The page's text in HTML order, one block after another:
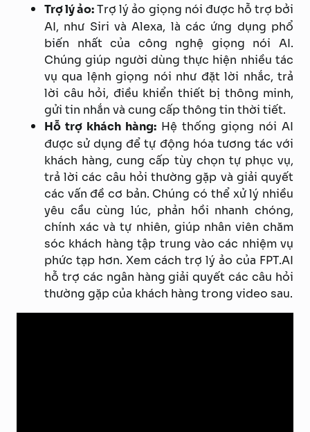
Trợ lý ảo:Trợ lý ảo giọng nói được hỗ trợ bởi
AI, như Siri và Alexa, là các ứng dụng phổ
biến nhất của công nghệ giọng nói AI.
Chúng giúp người dùng thực hiện nhiều tác
vụ qua lệnh giọng nói như đặt lời nhắc, trả
lời câu hỏi, điều khiển thiết bị thông minh,
gửi tin nhắn và cung cấp thông tin thời tiết.
Hỗ trợ khách hàng: Hệ thống giọng nói AI
được sử dụng để tự động hóa tương tác với
khách hàng, cung cấp tùy chọn tự phục vụ,
trả lời các câu hỏi thường gặp và giải quyết
các vấn đề cơ bản. Chúng có thể xử lý nhiều
yêu cầu cùng lúc, phản hồi nhanh chóng,
chính xác và tự nhiên, giúp nhân viên chăm
sóc khách hàng tập trung vào các nhiệm vụ
phức tạp hơn. Xem cách trợ lý ảo của FPT.AI
hỗ trợ các ngân hàng giải quyết các câu hỏi
thường gặp của khách hàng trong video sau.